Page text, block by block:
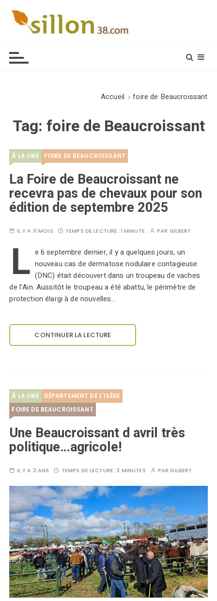
Accueil foire de Beaucroissant
Tag: foire de Beaucroissant
À LA UNE FOIRE DE BEAUCROISSANT
La Foire de Beaucroissant ne
recevra pas de chevaux pour son
édition de septembre 2025
IL Y A 11 MOIS TEMPS DE LECTURE :1 MINUTE PAR GILBERT
L e 6 septembre dernier, il y a quelques jours, un
nouveau cas de dermatose nodulaire contagieuse
(DNC) était découvert dans un troupeau de vaches
de l’Ain. Aussitôt le troupeau a été abattu, le périmètre de
protection élargi à de nouvelles…
CONTINUER LA LECTURE
À LA UNE
DÉPARTEMENT DE L'ISÈRE
FOIRE DE BEAUCROISSANT
Une Beaucroissant d avril très
politique…agricole!
IL Y A 2 ANS TEMPS DE LECTURE :3 MINUTES PARGILBERT